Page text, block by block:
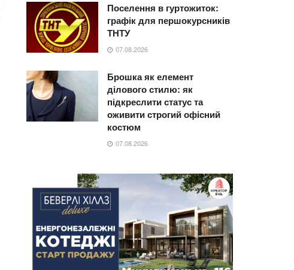
Поселення в гуртожиток:
графік для першокурсників
ТНТУ
07.08.2026
Брошка як елемент
ділового стилю: як
підкреслити статус та
оживити строгий офісний
костюм
07.08.2026